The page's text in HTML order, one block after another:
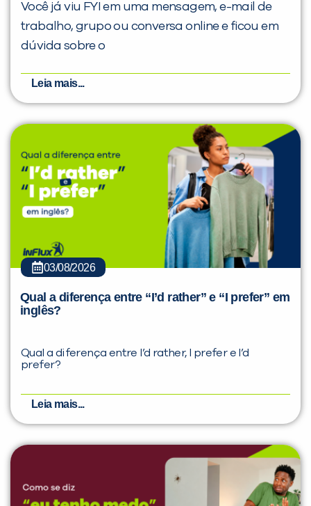
Você já viu FYI em uma mensagem, e-mail de
trabalho, grupo ou conversa online e ficou em
dúvida sobre o
Leia mais...
03/08/2026
Qual a diferença entre “I’d rather” e “I prefer” em
inglês?
Qual a diferença entre I’d rather, I prefer e I’d
prefer?
Leia mais...